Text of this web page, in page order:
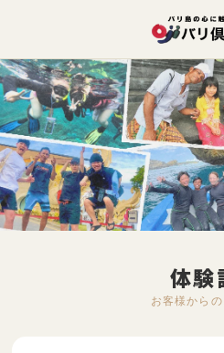
体験
お客様からの